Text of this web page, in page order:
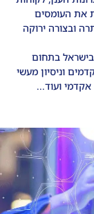
את העומסים
ובצורה ירוקה
בישראל בתחום
וניסיון מעשי
אקדמי ועוד...